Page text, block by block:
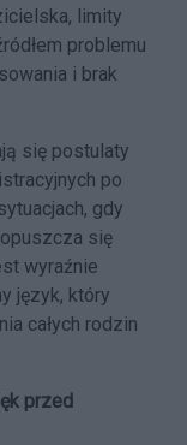
limity
problemu
i brak
się postulaty
po
gdy
się
wyraźnie
język, który
całych rodzin
przed